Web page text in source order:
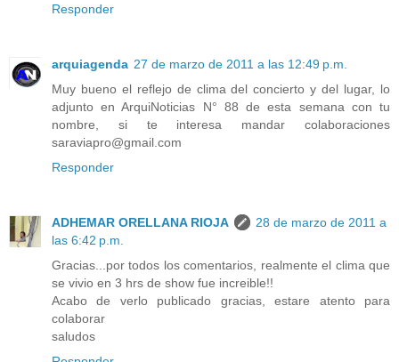
Responder
arquiagenda 27 de marzo de 2011 a las 12:49 p.m.
Muy bueno el reflejo de clima del concierto y del lugar, lo
adjunto en ArquiNoticias N° 88 de esta semana con tu
nombre, si te interesa mandar colaboraciones
saraviapro@gmail.com
Responder
ADHEMAR ORELLANA RIOJA
28 de marzo de 2011 a
las 6:42 p.m.
Gracias...por todos los comentarios, realmente el clima que
se vivio en 3 hrs de show fue increible!!
Acabo de verlo publicado gracias, estare atento para
colaborar
saludos